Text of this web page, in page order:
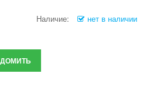
Наличие: нет в наличии